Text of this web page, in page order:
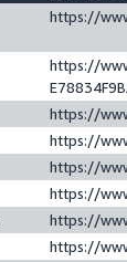
https://
https://
https://
https://
https://
https://
https://
https://